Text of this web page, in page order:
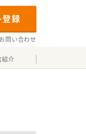
登録
お問い合わせ
紹介